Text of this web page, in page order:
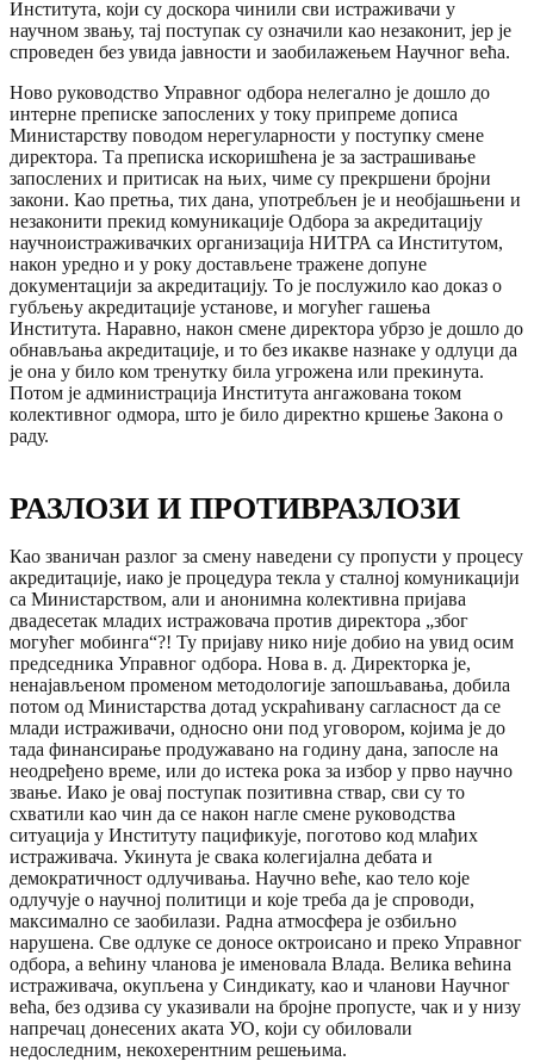
Института, који су доскора чинили сви истраживачи у
научном звању, тај поступак су означили као незаконит, јер је
спроведен без увида јавности и заобилажењем Научног већа.
Ново руководство Управног одбора нелегално је дошло до
интерне преписке запослених у току припреме дописа
Министарству поводом нерегуларности у поступку смене
директора. Та преписка искоришћена је за застрашивање
запослених и притисак на њих, чиме су прекршени бројни
закони. Као претња, тих дана, употребљен је и необјашњени и
незаконити прекид комуникације Одбора за акредитацију
научноистраживачких организација НИТРА са Институтом,
након уредно и у року достављене тражене допуне
документацији за акредитацију. То је послужило као доказ о
губљењу акредитације установе, и могућег гашења
Института. Наравно, након смене директора убрзо је дошло до
обнављања акредитације, и то без икакве назнаке у одлуци да
је она у било ком тренутку била угрожена или прекинута.
Потом је администрација Института ангажована током
колективног одмора, што је било директно кршење Закона о
раду.
РАЗЛОЗИ И ПРОТИВРАЗЛОЗИ
Као званичан разлог за смену наведени су пропусти у процесу
акредитације, иако је процедура текла у сталној комуникацији
са Министарством, али и анонимна колективна пријава
двадесетак младих истражовача против директора „због
могућег мобинга“?! Ту пријаву нико није добио на увид осим
председника Управног одбора. Нова в. д. Директорка је,
ненајављеном променом методологије запошљавања, добила
потом од Министарства дотад ускраћивану сагласност да се
млади истраживачи, односно они под уговором, којима је до
тада финансирање продужавано на годину дана, запосле на
неодређено време, или до истека рока за избор у прво научно
звање. Иако је овај поступак позитивна ствар, сви су то
схватили као чин да се након нагле смене руководства
ситуација у Институту пацификује, поготово код млађих
истраживача. Укинута је свака колегијална дебата и
демократичност одлучивања. Научно веће, као тело које
одлучује о научној политици и које треба да је спроводи,
максимално се заобилази. Радна атмосфера је озбиљно
нарушена. Све одлуке се доносе октроисано и преко Управног
одбора, а већину чланова је именовала Влада. Велика већина
истраживача, окупљена у Синдикату, као и чланови Научног
већа, без одзива су указивали на бројне пропусте, чак и у низу
напречац донесених аката УО, који су обиловали
недоследним, некохерентним решењима.